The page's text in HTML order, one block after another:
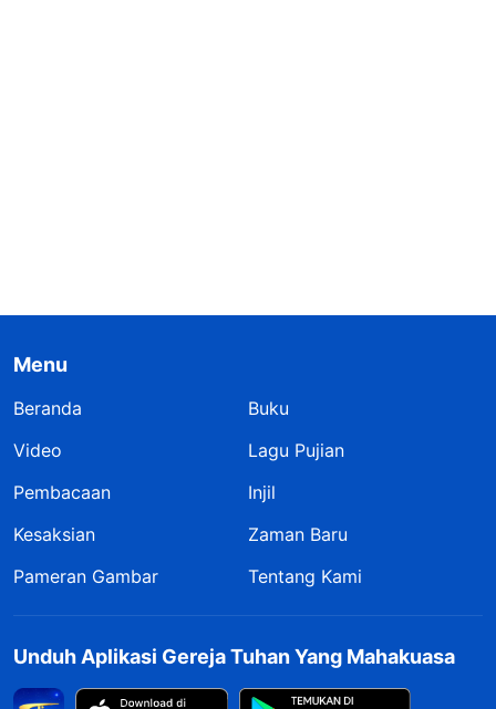
Menu
Beranda
Buku
Video
Lagu Pujian
Pembacaan
Injil
Kesaksian
Zaman Baru
Pameran Gambar
Tentang Kami
Unduh Aplikasi Gereja Tuhan Yang Mahakuasa